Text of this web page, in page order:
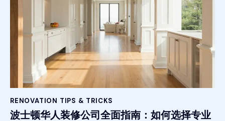
RENOVATION TIPS & TRICKS
波士顿华人装修公司全面指南：如何选择专业